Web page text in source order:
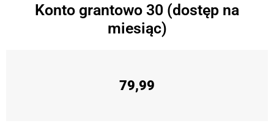
Konto grantowo 30 (dostęp na
miesiąc)
79,99